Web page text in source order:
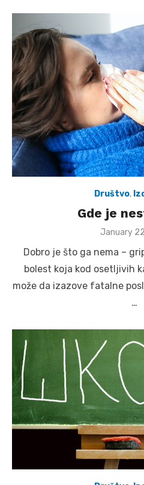
Društvo,
Gde je
Posted
January
Dobro je što ga nema –
bolest koja kod osetljivih
može da izazove fatalne
…